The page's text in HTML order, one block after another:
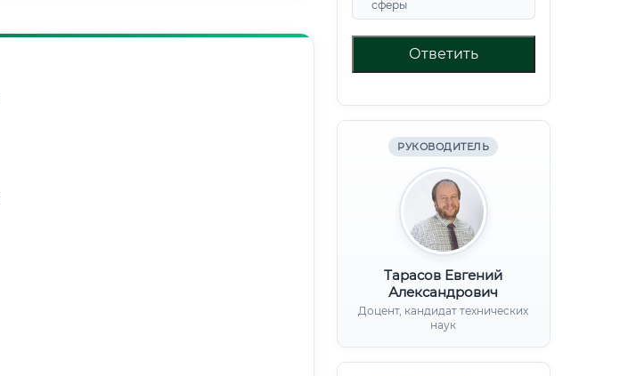
сферы
Ответить
РУКОВОДИТЕЛЬ
Тарасов Евгений
Александрович
Доцент, кандидат технических
наук